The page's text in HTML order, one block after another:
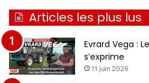
Articles les plus lus
Evrard Vega :
s’exprime
11 juin 2026